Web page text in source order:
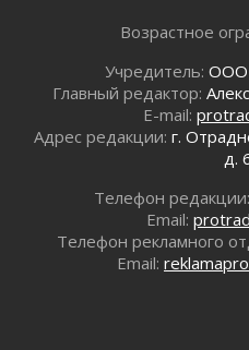
31 июля 2026
Ленинградцы —
31 июля 2026
Маршрутами
31 июля 2026
Правила для жизни
31 июля 2026
С рабочим визитом
Возрастное
Учредитель: ООО
Главный редактор:
E-mail:
Адрес редакции: г.
д.
Телефон редакции:
Email:
Телефон рекламного
Email: